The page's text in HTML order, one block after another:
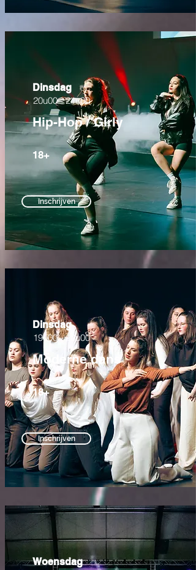
Dinsdag
20u00 - 21u00
Hip-Hop / Girly
18+
Inschrijven
Dinsdag
19u00 - 20u00
Moderne dans
18+
Inschrijven
Woensdag